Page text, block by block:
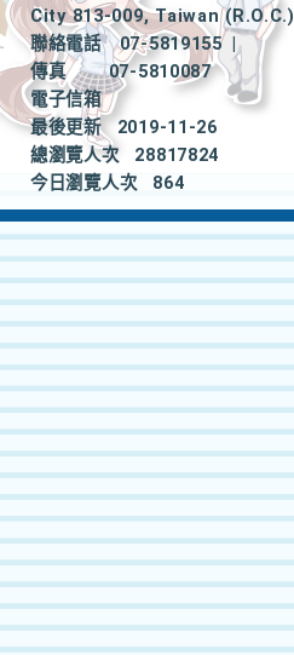
City 813-009, Taiwan (R.O.C.)
聯絡電話
07-5819155
|
傳真
07-5810087
電子信箱
最後更新
2019-11-26
總瀏覽人次
28817824
今日瀏覽人次
864